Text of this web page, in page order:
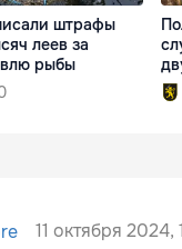
штрафы
леев за
рыбы
11 октября 2024,